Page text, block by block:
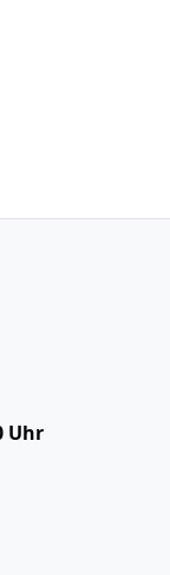
Uhr